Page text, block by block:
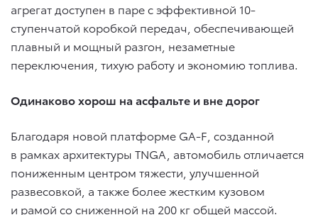
агрегат доступен в паре с эффективной 10-
ступенчатой коробкой передач, обеспечивающей
плавный и мощный разгон, незаметные
переключения, тихую работу и экономию топлива.
Одинаково хорош на асфальте и вне дорог
Благодаря новой платформе GA-F, созданной
в рамках архитектуры TNGA, автомобиль отличается
пониженным центром тяжести, улучшенной
развесовкой, а также более жестким кузовом
и рамой со сниженной на 200 кг общей массой.